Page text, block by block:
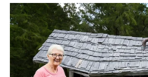
tokom kojeg su stalno morale
troškovima i problemima koje nisu
Sudbina vam sada vraća ono što ste
Moguće je da će vam neko pomoći,